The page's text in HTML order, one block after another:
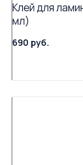
Клей для
мл)
690 руб.